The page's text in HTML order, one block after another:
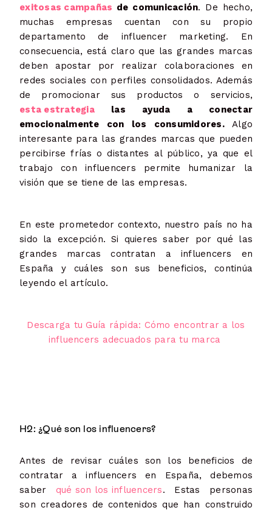
exitosas campañas de comunicación. De hecho,
muchas empresas cuentan con su propio
departamento de influencer marketing. En
consecuencia, está claro que las grandes marcas
deben apostar por realizar colaboraciones en
redes sociales con perfiles consolidados. Además
de promocionar sus productos o servicios,
esta estrategialas ayuda a conectar
emocionalmente con los consumidores. Algo
interesante para las grandes marcas que pueden
percibirse frías o distantes al público, ya que el
trabajo con influencers permite humanizar la
visión que se tiene de las empresas.
En este prometedor contexto, nuestro país no ha
sido la excepción. Si quieres saber por qué las
grandes marcas contratan a influencers en
España y cuáles son sus beneficios, continúa
leyendo el artículo.
Descarga tu Guía rápida: Cómo encontrar a los
influencers adecuados para tu marca
H2: ¿Qué son los influencers?
Antes de revisar cuáles son los beneficios de
contratar a influencers en España, debemos
saber qué son los influencers. Estas personas
son creadores de contenidos que han construido